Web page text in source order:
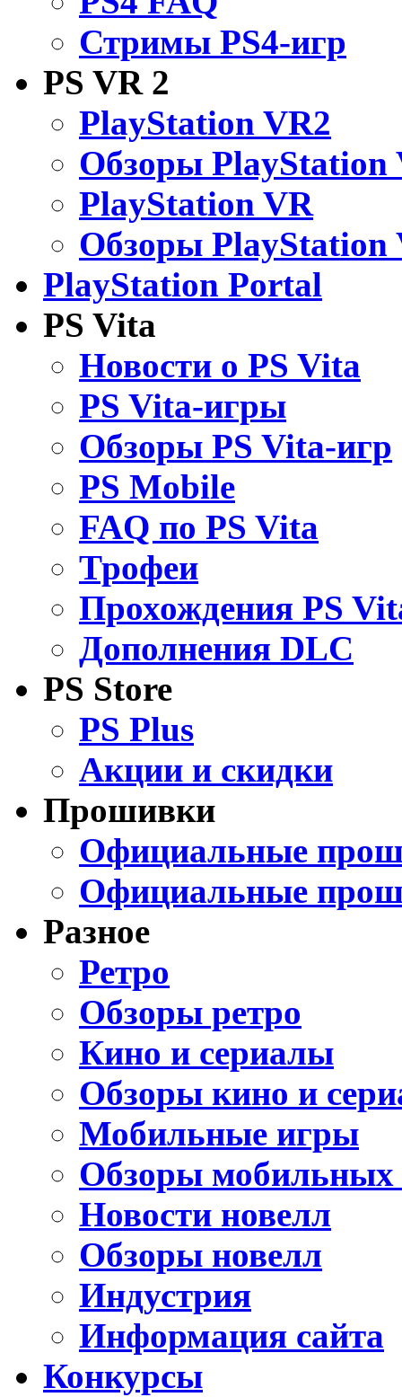
Стримы PS4-игр
PS VR 2
PlayStation VR2
Обзоры PlayStation
PlayStation VR
Обзоры PlayStation
PlayStation Portal
PS Vita
Новости о PS Vita
PS Vita-игры
Обзоры PS Vita-игр
PS Mobile
FAQ по PS Vita
Трофеи
Прохождения PS
Дополнения DLC
PS Store
PS Plus
Акции и скидки
Прошивки
Официальные
Официальные
Разное
Ретро
Обзоры ретро
Кино и сериалы
Обзоры кино и
Мобильные игры
Обзоры мобильных
Новости новелл
Обзоры новелл
Индустрия
Информация сайта
Конкурсы